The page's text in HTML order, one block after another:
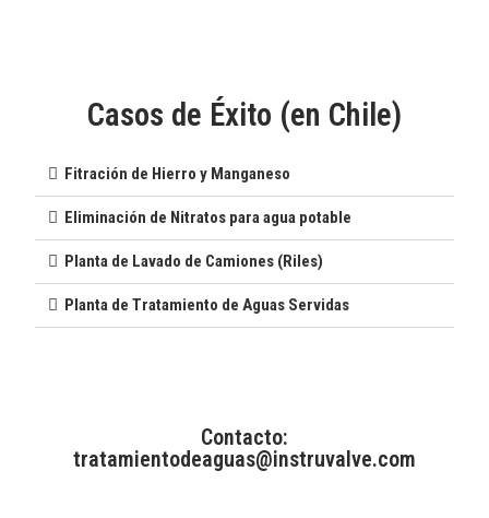
Casos de Éxito (en Chile)
Fitración de Hierro y Manganeso
Eliminación de Nitratos para agua potable
Planta de Lavado de Camiones (Riles)​
Planta de Tratamiento de Aguas Servidas​
Contacto:
tratamientodeaguas@instruvalve.com